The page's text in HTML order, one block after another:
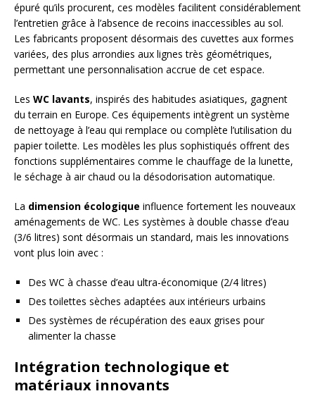
épuré qu’ils procurent, ces modèles facilitent considérablement
l’entretien grâce à l’absence de recoins inaccessibles au sol.
Les fabricants proposent désormais des cuvettes aux formes
variées, des plus arrondies aux lignes très géométriques,
permettant une personnalisation accrue de cet espace.
Les WC lavants, inspirés des habitudes asiatiques, gagnent
du terrain en Europe. Ces équipements intègrent un système
de nettoyage à l’eau qui remplace ou complète l’utilisation du
papier toilette. Les modèles les plus sophistiqués offrent des
fonctions supplémentaires comme le chauffage de la lunette,
le séchage à air chaud ou la désodorisation automatique.
La dimension écologique influence fortement les nouveaux
aménagements de WC. Les systèmes à double chasse d’eau
(3/6 litres) sont désormais un standard, mais les innovations
vont plus loin avec :
Des WC à chasse d’eau ultra-économique (2/4 litres)
Des toilettes sèches adaptées aux intérieurs urbains
Des systèmes de récupération des eaux grises pour
alimenter la chasse
Intégration technologique et
matériaux innovants